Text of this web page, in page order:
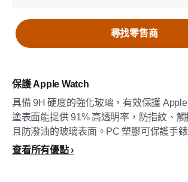
保護 Apple Watch
具備 9H 硬度的強化玻璃，有效保護
塗表面能提供 91% 高透明率，防指紋、
且防潑油的玻璃表面。PC 塑膠可保護手
查看所有優點
尋找零售商